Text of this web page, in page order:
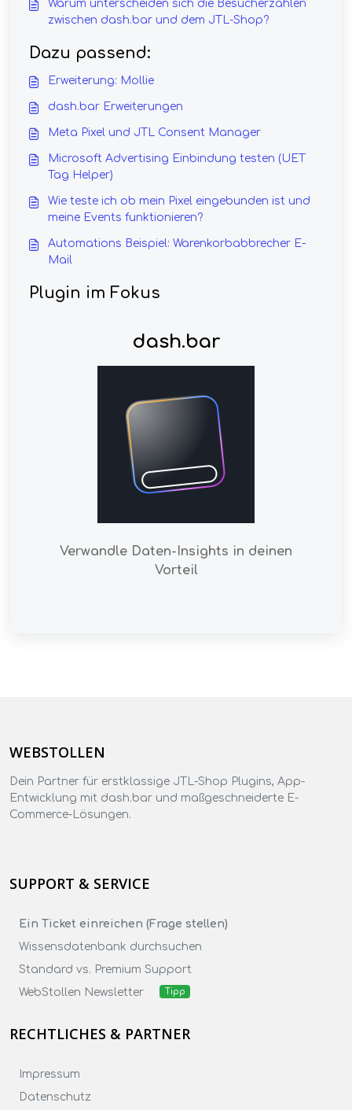
Warum unterscheiden sich die Besucherzahlen
zwischen dash.bar und dem JTL-Shop?
Dazu passend:
Erweiterung: Mollie
dash.bar Erweiterungen
Meta Pixel und JTL Consent Manager
Microsoft Advertising Einbindung testen (UET
Tag Helper)
Wie teste ich ob mein Pixel eingebunden ist und
meine Events funktionieren?
Automations Beispiel: Warenkorbabbrecher E-
Mail
Plugin im Fokus
dash.bar
Verwandle Daten-Insights in deinen
Vorteil
WEBSTOLLEN
Dein Partner für erstklassige JTL-Shop Plugins, App-
Entwicklung mit dash.bar und maßgeschneiderte E-
Commerce-Lösungen.
SUPPORT & SERVICE
Ein Ticket einreichen (Frage stellen)
Wissensdatenbank durchsuchen
Standard vs. Premium Support
WebStollen Newsletter
Tipp
RECHTLICHES & PARTNER
Impressum
Datenschutz